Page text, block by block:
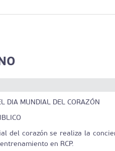
DIA MUNDIAL DEL CORAZÓN
del corazón se realiza la
en RCP.